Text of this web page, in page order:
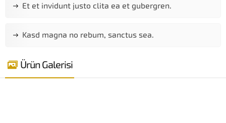
Et et invidunt justo clita ea et gubergren.
Kasd magna no rebum, sanctus sea.
Ürün Galerisi